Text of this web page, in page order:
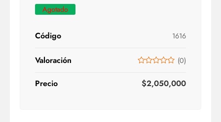
Agotado
Código 1616
Valoración (0)
Precio $2,050,000